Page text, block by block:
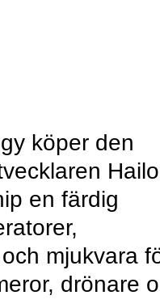
köper den
en färdig
mjukvara
drönare